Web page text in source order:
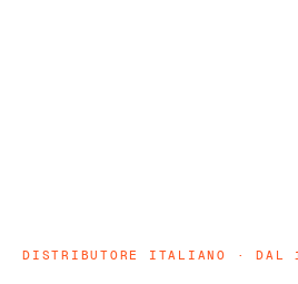
DISTRIBUTORE ITALIANO · DAL